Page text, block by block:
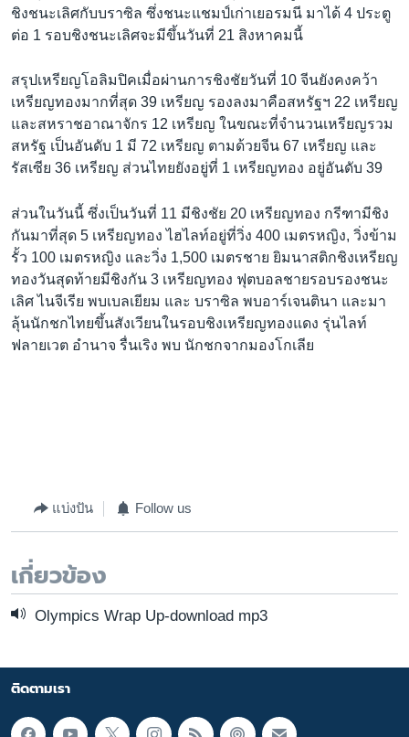
ชิงชนะเลิศกับบราซิล ซึ่งชนะแชมป์เก่าเยอรมนี มาได้ 4 ประตู
ต่อ 1 รอบชิงชนะเลิศจะมีขึ้นวันที่ 21 สิงหาคมนี้
สรุปเหรียญโอลิมปิคเมื่อผ่านการชิงชัยวันที่ 10 จีนยังคงคว้า
เหรียญทองมากที่สุด 39 เหรียญ รองลงมาคือสหรัฐฯ 22 เหรียญ
และสหราชอาณาจักร 12 เหรียญ ในขณะที่จำนวนเหรียญรวม
สหรัฐ เป็นอันดับ 1 มี 72 เหรียญ ตามด้วยจีน 67 เหรียญ และ
รัสเซีย 36 เหรียญ ส่วนไทยยังอยู่ที่ 1 เหรียญทอง อยู่อันดับ 39
ส่วนในวันนี้ ซึ่งเป็นวันที่ 11 มีชิงชัย 20 เหรียญทอง กรีฑามีชิง
กันมาที่สุด 5 เหรียญทอง ไฮไลท์อยู่ที่วิ่ง 400 เมตรหญิง, วิ่งข้าม
รั้ว 100 เมตรหญิง และวิ่ง 1,500 เมตรชาย ยิมนาสติกชิงเหรียญ
ทองวันสุดท้ายมีชิงกัน 3 เหรียญทอง ฟุตบอลชายรอบรองชนะ
เลิศ ไนจีเรีย พบเบลเยียม และ บราซิล พบอาร์เจนตินา และมา
ลุ้นนักชกไทยขึ้นสังเวียนในรอบชิงเหรียญทองแดง รุ่นไลท์
ฟลายเวต อำนาจ รื่นเริง พบ นักชกจากมองโกเลีย
แบ่งปัน Follow us
เกี่ยวข้อง
Olympics Wrap Up-download mp3
ติดตามเรา